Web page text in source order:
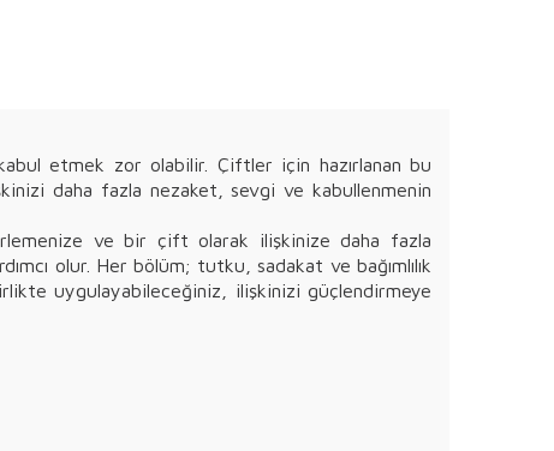
etmek zor olabilir. Çiftler için hazırlanan bu
daha fazla nezaket, sevgi ve kabullenmenin
ve bir çift olarak ilişkinize daha fazla
olur. Her bölüm; tutku, sadakat ve bağımlılık
uygulayabileceğiniz, ilişkinizi güçlendirmeye